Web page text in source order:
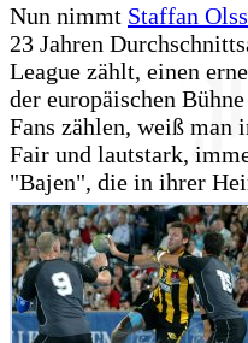
Nun nimmt Staffan
23 Jahren
League zählt, einen
der europäischen
Fans zählen, weiß man
Fair und lautstark,
"Bajen", die in ihrer